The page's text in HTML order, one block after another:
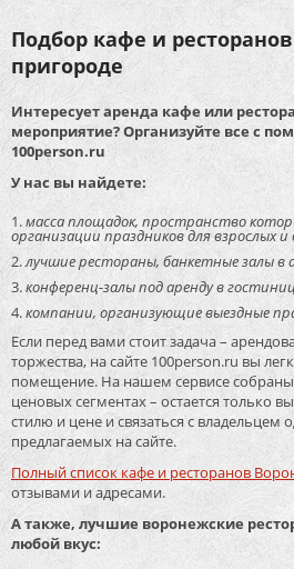
Подбор кафе и
пригороде
Интересует аренда кафе или
мероприятие? Организуйте все с
100person.ru
У нас вы найдете:
масса площадок, пространство
организации праздников для взрослых и
лучшие рестораны, банкетные залы в
конференц-залы под аренду в
компании, организующие выездные
Если перед вами стоит задача –
торжества, на сайте 100person.ru вы
помещение. На нашем сервисе
ценовых сегментах – остается только
стилю и цене и связаться с владельцем
предлагаемых на сайте.
Полный список кафе и ресторанов
отзывами и адресами.
А также, лучшие воронежские
любой вкус: